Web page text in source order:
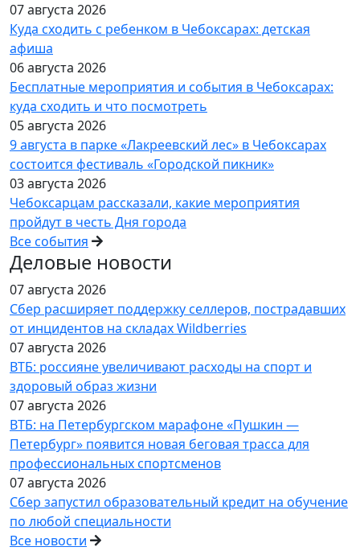
07 августа 2026
Куда сходить с ребенком в Чебоксарах: детская
афиша
06 августа 2026
Бесплатные мероприятия и события в Чебоксарах:
куда сходить и что посмотреть
05 августа 2026
9 августа в парке «Лакреевский лес» в Чебоксарах
состоится фестиваль «Городской пикник»
03 августа 2026
Чебоксарцам рассказали, какие мероприятия
пройдут в честь Дня города
Все события
Деловые новости
07 августа 2026
Сбер расширяет поддержку селлеров, пострадавших
от инцидентов на складах Wildberries
07 августа 2026
ВТБ: россияне увеличивают расходы на спорт и
здоровый образ жизни
07 августа 2026
ВТБ: на Петербургском марафоне «Пушкин —
Петербург» появится новая беговая трасса для
профессиональных спортсменов
07 августа 2026
Сбер запустил образовательный кредит на обучение
по любой специальности
Все новости